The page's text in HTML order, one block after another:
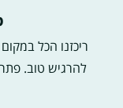
ריכזנו הכל
להרגיש טוב.